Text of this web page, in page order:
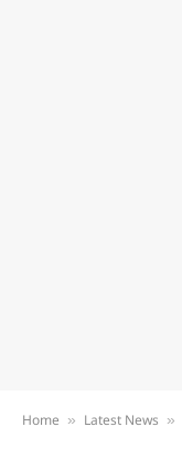
Home » Latest News »